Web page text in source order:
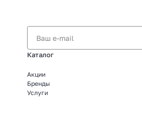
Каталог
Акции
Бренды
Услуги